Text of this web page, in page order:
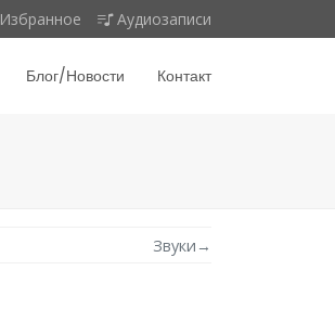
Избранное Аудиозаписи
Блог/Новости Контакт
Звуки →